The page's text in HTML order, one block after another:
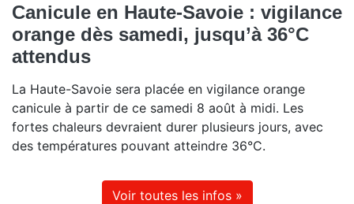
Canicule en Haute-Savoie : vigilance
orange dès samedi, jusqu’à 36°C
attendus
La Haute-Savoie sera placée en vigilance orange
canicule à partir de ce samedi 8 août à midi. Les
fortes chaleurs devraient durer plusieurs jours, avec
des températures pouvant atteindre 36°C.
Voir toutes les infos »